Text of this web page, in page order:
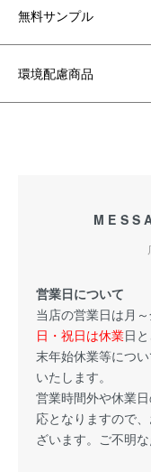
無料サンプル
環境配慮商品
営業日について
当店の営業日は月
日・祝日は休業日
末年始休業等につ
いたします。
営業時間外や休業
応となりますので
ざいます。ご不明